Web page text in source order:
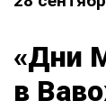
«Дни
в